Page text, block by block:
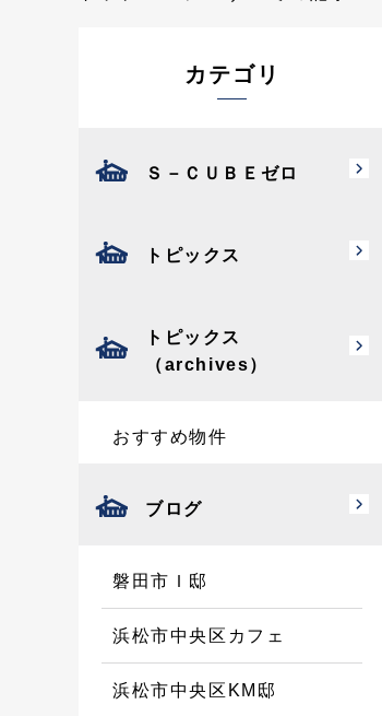
カテゴリ
Ｓ－ＣＵＢＥゼロ
トピックス
トピックス
（archives）
おすすめ物件
ブログ
磐田市Ｉ邸
浜松市中央区カフェ
浜松市中央区KM邸